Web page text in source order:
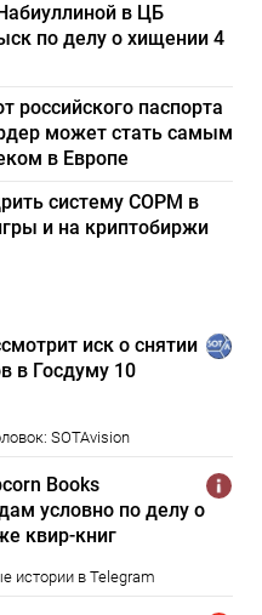
в ЦБ
по делу о хищении 4
российского паспорта
может стать самым
в Европе
систему СОРМ в
и на криптобиржи